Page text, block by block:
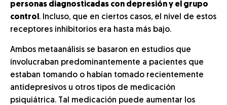
personas diagnosticadas con depresión y el grupo
control . Incluso, que en ciertos casos, el nivel de estos
receptores inhibitorios era hasta más bajo.
Ambos metaanálisis se basaron en estudios que
involucraban predominantemente a pacientes que
estaban tomando o habían tomado recientemente
antidepresivos u otros tipos de medicación
psiquiátrica. Tal medicación puede aumentar los